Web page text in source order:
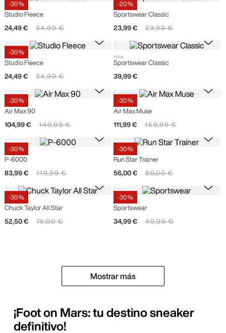
-30 %
Nike
Studio Fleece
24,49 € 34,99 €
-20 %
Sportswear Classic
23,99 € 29,99 €
-30 %
Nike
Studio Fleece
24,49 € 34,99 €
Nike
Sportswear Classic
39,99 €
-30 %
Nike
Air Max 90
104,99 € 149,99 €
-30 %
Nike
Air Max Muse
111,99 € 159,99 €
-30 %
Nike
P-6000
83,99 € 119,99 €
-30 %
Converse
Run Star Trainer
56,00 € 80,00 €
-30 %
Converse
Chuck Taylor All Star
52,50 € 75,00 €
-30 %
Nike
Sportswear
34,99 € 49,99 €
Mostrar más
¡Foot on Mars: tu destino sneaker
definitivo!